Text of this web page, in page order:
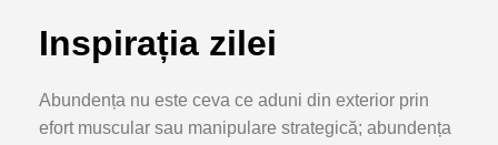
Inspirația zilei
Abundența nu este ceva ce aduni din exterior prin
efort muscular sau manipulare strategică; abundența